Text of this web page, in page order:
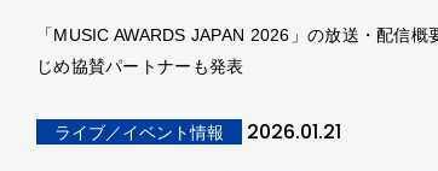
「MUSIC AWARDS JAPAN 2026」の放送・配信
じめ協賛パートナーも発表
ライブ／イベント情報 2026.01.21